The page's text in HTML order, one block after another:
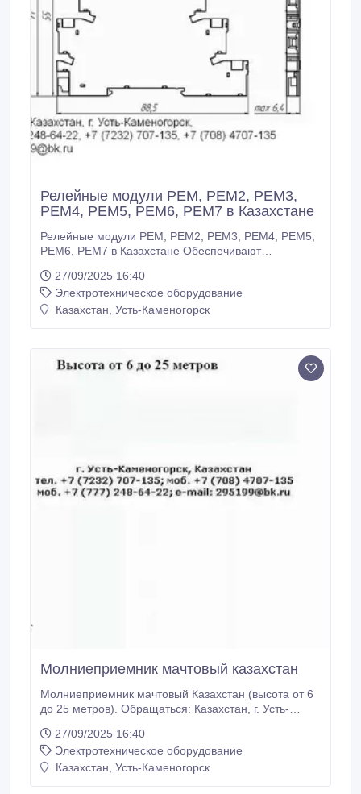
Релейные модули РЕМ, РЕМ2, РЕМ3,
РЕМ4, РЕМ5, РЕМ6, РЕМ7 в Казахстане
Релейные модули РЕМ, РЕМ2, РЕМ3, РЕМ4, РЕМ5,
РЕМ6, РЕМ7 в Казахстане Обеспечивают
управляющем входном напряжении. Обращаться:
Казахстан, г. Усть-Каменогорск, тел. +7 (777) 248-64-
22, +7 (7232) 707-135, +7 (708) 4707-135 E-mail:
27/09/2025 16:40
Электротехническое оборудование
Казахстан, Усть-Каменогорск
Молниеприемник мачтовый казахстан
Молниеприемник мачтовый Казахстан (высота от 6
до 25 метров). Обращаться: Казахстан, г. Усть-
707-135, +7 (708) 4707-135 E-mail: zavarzin60@bk.ru
Каталог по молниезащите скачать здесь:
https://yadi.sk/i/8P_zRIND36MAGJ Высота
27/09/2025 16:40
Электротехническое оборудование
Казахстан, Усть-Каменогорск